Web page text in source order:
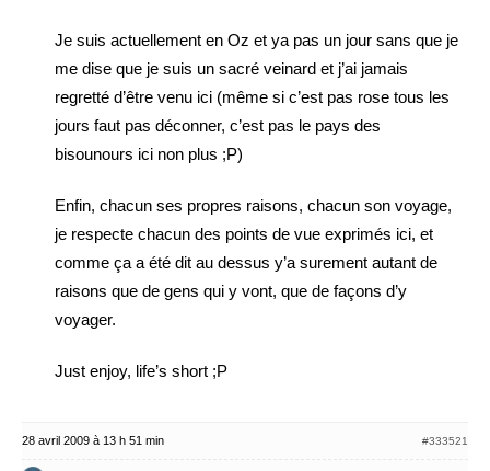
Je suis actuellement en Oz et ya pas un jour sans que je
me dise que je suis un sacré veinard et j’ai jamais
regretté d’être venu ici (même si c’est pas rose tous les
jours faut pas déconner, c’est pas le pays des
bisounours ici non plus ;P)
Enfin, chacun ses propres raisons, chacun son voyage,
je respecte chacun des points de vue exprimés ici, et
comme ça a été dit au dessus y’a surement autant de
raisons que de gens qui y vont, que de façons d’y
voyager.
Just enjoy, life’s short ;P
28 avril 2009 à 13 h 51 min #333521